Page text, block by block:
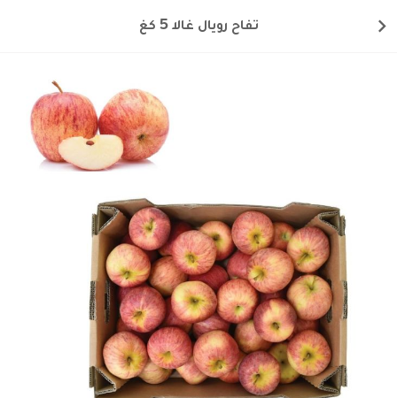
تفاح رويال غالا 5 كغ